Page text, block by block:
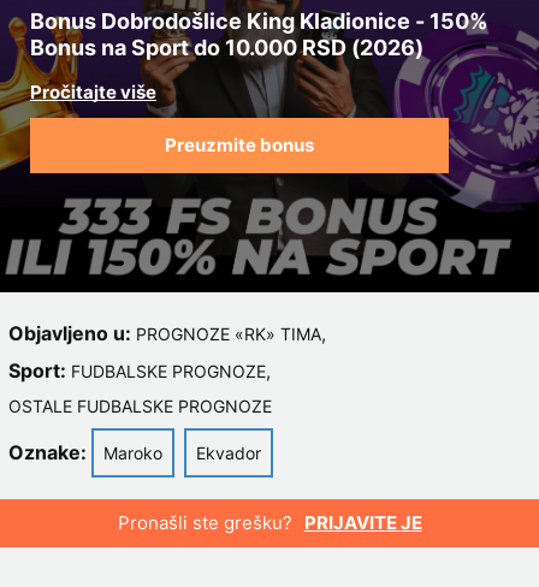
Bonus Dobrodošlice King Kladionice - 150%
Bonus na Sport do 10.000 RSD (2026)
Preuzmite bonus
Objavljeno u: PROGNOZE «RK» TIMA,
Sport: FUDBALSKE PROGNOZE,
OSTALE FUDBALSKE PROGNOZE
Oznake: Maroko Ekvador
Pronašli ste grešku? PRIJAVITE JE